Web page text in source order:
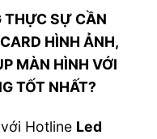
THỰC SỰ CẦN
HÌNH ẢNH,
MÀN HÌNH VỚI
TỐT NHẤT?
Hotline Led